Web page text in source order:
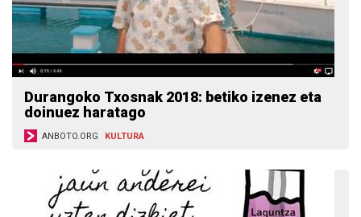
Durangoko Txosnak 2018: betiko izenez eta
doinuez haratago
ANBOTO.ORG KULTURA